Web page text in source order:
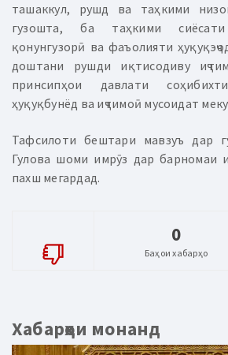
ташаккул, рушд ва таҳкими
гузошта, ба таҳкими
қонунгузорӣ ва фаъолияти
доштани рушди иқтисодиву
принсипҳои давлати
ҳуқуқбунёд ва иҷтимоӣ мусоидат
Тафсилоти бештари мавзуъ дар
Гулова шоми имрӯз дар барномаи
пахш мегардад.
0
Баҳои хабарҳо
Хабарҳои монанд